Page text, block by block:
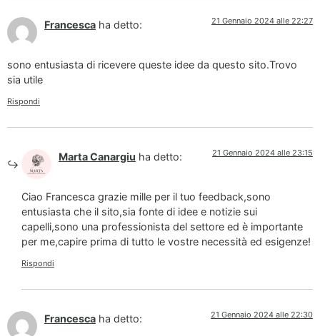
Francesca ha detto: 21 Gennaio 2024 alle 22:27
sono entusiasta di ricevere queste idee da questo sito.Trovo
sia utile
Rispondi
Marta Canargiu ha detto: 21 Gennaio 2024 alle 23:15
Ciao Francesca grazie mille per il tuo feedback,sono
entusiasta che il sito,sia fonte di idee e notizie sui
capelli,sono una professionista del settore ed è importante
per me,capire prima di tutto le vostre necessità ed esigenze!
Rispondi
Francesca ha detto: 21 Gennaio 2024 alle 22:30